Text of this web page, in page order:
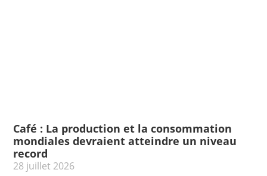
Café : La production et la consommation
mondiales devraient atteindre un niveau
record
28 juillet 2026